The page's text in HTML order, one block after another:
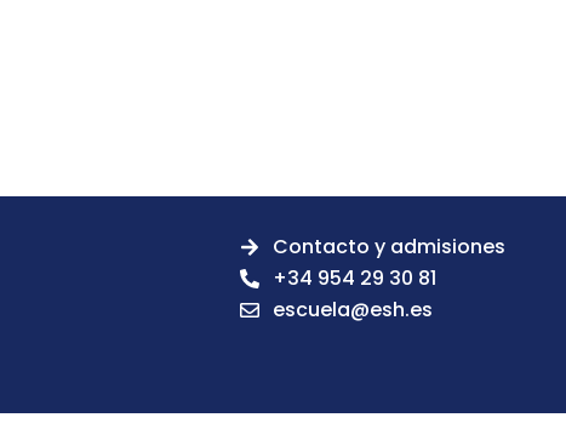
Contacto y admisiones
+34 954 29 30 81
escuela@esh.es